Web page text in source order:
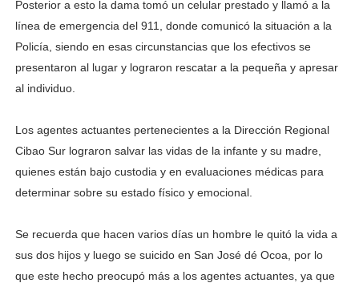
Posterior a esto la dama tomó un celular prestado y llamó a la
línea de emergencia del 911, donde comunicó la situación a la
Policía, siendo en esas circunstancias que los efectivos se
presentaron al lugar y lograron rescatar a la pequeña y apresar
al individuo.
Los agentes actuantes pertenecientes a la Dirección Regional
Cibao Sur lograron salvar las vidas de la infante y su madre,
quienes están bajo custodia y en evaluaciones médicas para
determinar sobre su estado físico y emocional.
Se recuerda que hacen varios días un hombre le quitó la vida a
sus dos hijos y luego se suicido en San José dé Ocoa, por lo
que este hecho preocupó más a los agentes actuantes, ya que